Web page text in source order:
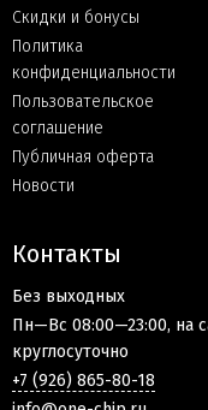
Скидки и бонусы
Политика
конфиденциальности
Пользовательское
соглашение
Публичная оферта
Новости
Контакты
Без выходных
Пн—Вс 08:00—23:00, на
круглосуточно
+7 (926) 865-80-18